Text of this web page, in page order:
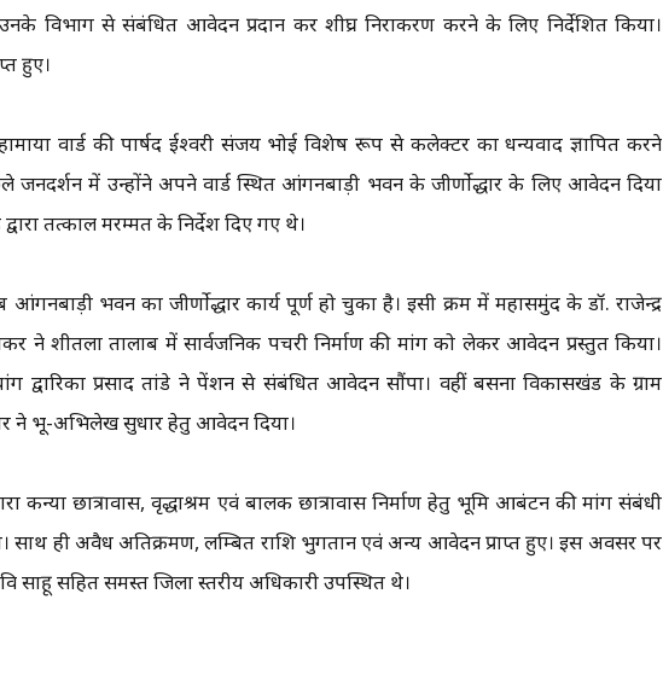
विभाग से संबंधित आवेदन प्रदान कर शीघ्र निराकरण करने के लिए निर्देशित किया।
हुए।
वार्ड की पार्षद ईश्वरी संजय भोई विशेष रूप से कलेक्टर का धन्यवाद ज्ञापित करने
जनदर्शन में उन्होंने अपने वार्ड स्थित आंगनबाड़ी भवन के जीर्णाेद्धार के लिए आवेदन दिया
तत्काल मरम्मत के निर्देश दिए गए थे।
भवन का जीर्णाेद्धार कार्य पूर्ण हो चुका है। इसी क्रम में महासमुंद के डॉ. राजेन्द्र
ने शीतला तालाब में सार्वजनिक पचरी निर्माण की मांग को लेकर आवेदन प्रस्तुत किया।
द्वारिका प्रसाद तांडे ने पेंशन से संबंधित आवेदन सौंपा। वहीं बसना विकासखंड के ग्राम
ने भू-अभिलेख सुधार हेतु आवेदन दिया।
कन्या छात्रावास, वृद्धाश्रम एवं बालक छात्रावास निर्माण हेतु भूमि आबंटन की मांग संबंधी
ही अवैध अतिक्रमण, लम्बित राशि भुगतान एवं अन्य आवेदन प्राप्त हुए। इस अवसर पर
साहू सहित समस्त जिला स्तरीय अधिकारी उपस्थित थे।